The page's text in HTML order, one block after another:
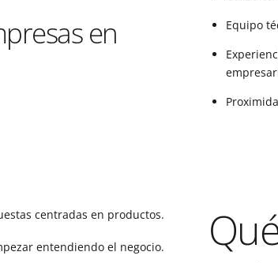
en
Equipo
centradas en productos.
entendiendo el negocio.